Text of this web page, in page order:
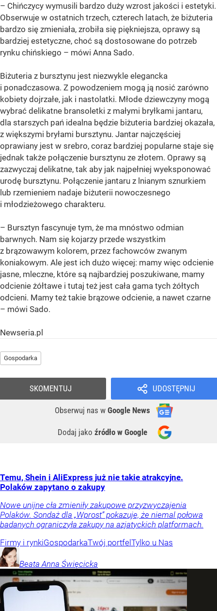
– Chińczycy wymusili bardzo duży wzrost jakości i estetyki.
Obserwuje w ostatnich trzech, czterech latach, że biżuteria
bardzo się zmieniała, zrobiła się piękniejsza, oprawy są
bardziej estetyczne, choć są dostosowane do potrzeb
rynku chińskiego – mówi Anna Sado.
Biżuteria z bursztynu jest niezwykle elegancka
i ponadczasowa. Z powodzeniem mogą ją nosić zarówno
kobiety dojrzałe, jak i nastolatki. Młode dziewczyny mogą
wybrać delikatne bransoletki z małymi bryłkami jantaru,
dla starszych pań idealna będzie biżuteria bardziej okazała,
z większymi bryłami bursztynu. Jantar najczęściej
oprawiany jest w srebro, coraz bardziej popularne staje się
jednak także połączenie bursztynu ze złotem. Oprawy są
zazwyczaj delikatne, tak aby jak najpełniej wyeksponować
urodę bursztynu. Połączenie jantaru z lnianym sznurkiem
lub rzemieniem nadaje biżuterii nowoczesnego
i młodzieżowego charakteru.
– Bursztyn fascynuje tym, że ma mnóstwo odmian
barwnych. Nam się kojarzy przede wszystkim
z brązowawym kolorem, przez fachowców zwanym
koniakowym. Ale jest ich dużo więcej: mamy więc odcienie
jasne, mleczne, które są najbardziej poszukiwane, mamy
odcienie żółtawe i tutaj też jest cała gama tych żółtych
odcieni. Mamy też takie brązowe odcienie, a nawet czarne
– mówi Sado.
Newseria.pl
Gospodarka
UDOSTĘPNIJ
Obserwuj nas w Google News
Dodaj jako źródło w Google
SKOMENTUJ
Temu, Shein i AliExpress już nie takie atrakcyjne.
Polaków zapytano o zakupy
Nowe unijne cła zmieniły zakupowe przyzwyczajenia
Polaków. Sondaż dla „Wprost” pokazuje, że niemal połowa
badanych ograniczyła zakupy na azjatyckich platformach.
Firmy i rynkiGospodarkaTwój portfelTylko u Nas
Beata Anna Święcicka